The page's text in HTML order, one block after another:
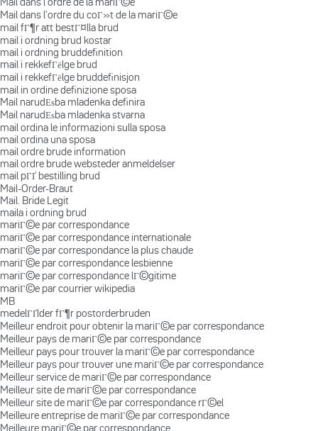
Mail dans l'ordre du coГ»t de la mariГ©e
mail fГ¶r att bestГ¤lla brud
mail i ordning brud kostar
mail i ordning bruddefinition
mail i rekkefГёlge brud
mail i rekkefГёlge bruddefinisjon
mail in ordine definizione sposa
Mail narudЕѕba mladenka definira
Mail narudЕѕba mladenka stvarna
mail ordina le informazioni sulla sposa
mail ordina una sposa
mail ordre brude information
mail ordre brude websteder anmeldelser
mail pГҐ bestilling brud
Mail-Order-Braut
Mail. Bride Legit
maila i ordning brud
mariГ©e par correspondance
mariГ©e par correspondance internationale
mariГ©e par correspondance la plus chaude
mariГ©e par correspondance lesbienne
mariГ©e par correspondance lГ©gitime
mariГ©e par courrier wikipedia
MB
medelГҐlder fГ¶r postorderbruden
Meilleur endroit pour obtenir la mariГ©e par correspondance
Meilleur pays de mariГ©e par correspondance
Meilleur pays pour trouver la mariГ©e par correspondance
Meilleur pays pour trouver une mariГ©e par correspondance
Meilleur service de mariГ©e par correspondance
Meilleur site de mariГ©e par correspondance
Meilleur site de mariГ©e par correspondance rГ©el
Meilleure entreprise de mariГ©e par correspondance
Meilleure mariГ©e par correspondance